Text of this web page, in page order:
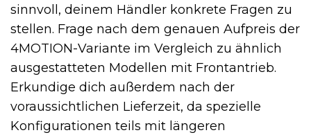
sinnvoll, deinem Händler konkrete Fragen zu
stellen. Frage nach dem genauen Aufpreis der
4MOTION-Variante im Vergleich zu ähnlich
ausgestatteten Modellen mit Frontantrieb.
Erkundige dich außerdem nach der
voraussichtlichen Lieferzeit, da spezielle
Konfigurationen teils mit längeren